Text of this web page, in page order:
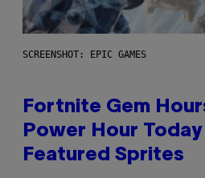
SCREENSHOT: EPIC GAMES
Fortnite Gem
Power Hour
Featured Sprites